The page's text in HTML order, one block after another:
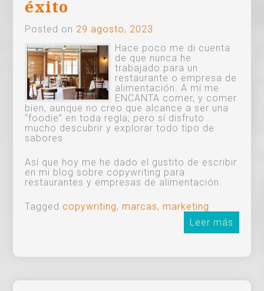
éxito
Posted on 29 agosto, 2023
Hace poco me di cuenta
de que nunca he
trabajado para un
restaurante o empresa de
alimentación. A mí me
ENCANTA comer, y comer
bien, aunque no creo que alcance a ser una
“foodie” en toda regla; pero sí disfruto
mucho descubrir y explorar todo tipo de
sabores.
Así que hoy me he dado el gustito de escribir
en mi blog sobre copywriting para
restaurantes y empresas de alimentación.
Tagged copywriting, marcas, marketing
Leer más